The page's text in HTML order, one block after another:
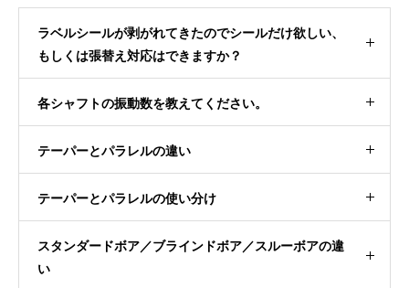
ラベルシールが剥がれてきたのでシールだけ欲しい、
もしくは張替え対応はできますか？
各シャフトの振動数を教えてください。
テーパーとパラレルの違い
テーパーとパラレルの使い分け
スタンダードボア／ブラインドボア／スルーボアの違
い